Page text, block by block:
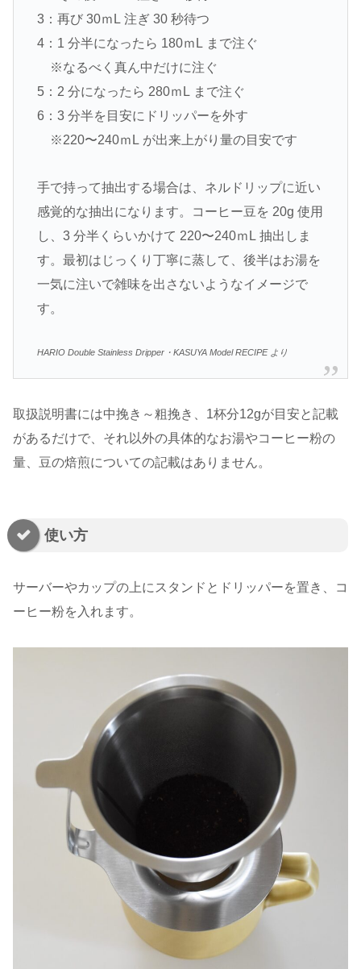
3：再び 30ｍL 注ぎ 30 秒待つ
4：1 分半になったら 180ｍL まで注ぐ
※なるべく真ん中だけに注ぐ
5：2 分になったら 280ｍL まで注ぐ
6：3 分半を⽬安にドリッパーを外す
※220〜240ｍL が出来上がり量の⽬安です
⼿で持って抽出する場合は、ネルドリップに近い
感覚的な抽出になります。コーヒー⾖を 20g 使⽤
し、3 分半くらいかけて 220〜240ｍL 抽出しま
す。最初はじっくり丁寧に蒸して、後半はお湯を
⼀気に注いで雑味を出さないようなイメージで
す。
HARIO Double Stainless Dripper・KASUYA Model RECIPE より
取扱説明書には中挽き～粗挽き、1杯分12gが目安と記載
があるだけで、それ以外の具体的なお湯やコーヒー粉の
量、豆の焙煎についての記載はありません。
使い方
サーバーやカップの上にスタンドとドリッパーを置き、コ
ーヒー粉を入れます。